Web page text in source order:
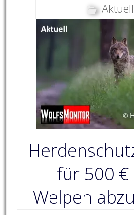
Aktuell
für 500 €
Welpen